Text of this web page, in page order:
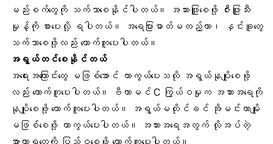
မည်းစက်တွေကို သက်သာစေနိုင်ပါတယ်။ အသားဖြူစေဖို့ ဇီးဖြူသီး
မှုန့်ကို စားပေးလို့ ရပါတယ်။ အရေပြားဓာတ်မတည့်တာ၊ နှင်းခူတွေ
သက်သာစေဖို့လည်း ထောက်ကူပေးပါတယ်။
အရွယ်တင်စေနိုင်တယ်
အရေးအကြောင်းတွေ မဖြစ်အောင် ကာကွယ်ပေးသလို အရွယ်နုပျိုစေဖို့
လည်း ထောက်ကူပေးပါတယ်။ ဗီတာမင် C ကြွယ်ဝမှုက အသားအရေကို
နုပျိုစေဖို့ ထောက်ကူပေးပါတယ်။ အရွယ်မတိုင်ခင် အိုမင်းတာမျိုး
မဖြစ်စေဖို့ ကာကွယ်ပေးပါတယ်။ အသားအရေအတွက် လိုအပ်တဲ့
အာဟာရတွေကို ပြည့်ဝစေဖို့ ထောက်ကူပေးပါတယ်။